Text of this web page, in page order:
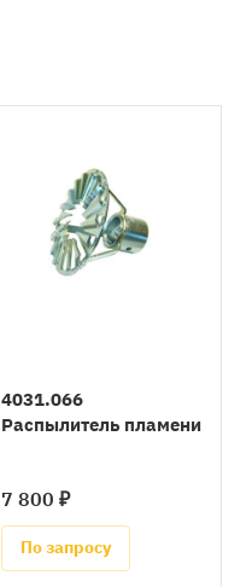
4031.066
Распылитель пламени
7 800 ₽
По запросу